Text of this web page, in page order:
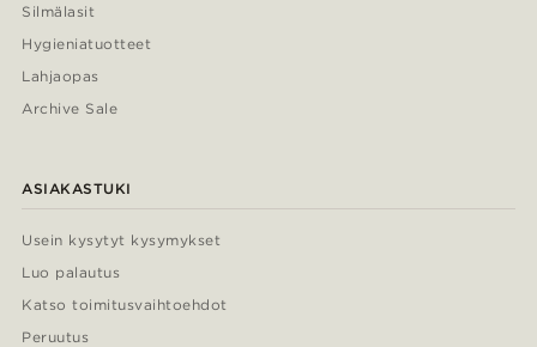
Silmälasit
Hygieniatuotteet
Lahjaopas
Archive Sale
ASIAKASTUKI
Usein kysytyt kysymykset
Luo palautus
Katso toimitusvaihtoehdot
Peruutus